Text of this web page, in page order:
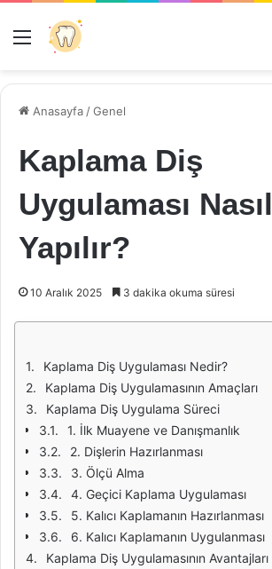
Menü
Anasayfa /Genel
Kaplama Diş
Uygulaması Nasıl
Yapılır?
10 Aralık 2025 3 dakika okuma süresi
Kaplama Diş Uygulaması Nedir?
Kaplama Diş Uygulamasının Amaçları
Kaplama Diş Uygulama Süreci
1. İlk Muayene ve Danışmanlık
2. Dişlerin Hazırlanması
3. Ölçü Alma
4. Geçici Kaplama Uygulaması
5. Kalıcı Kaplamanın Hazırlanması
6. Kalıcı Kaplamanın Uygulanması
Kaplama Diş Uygulamasının Avantajları